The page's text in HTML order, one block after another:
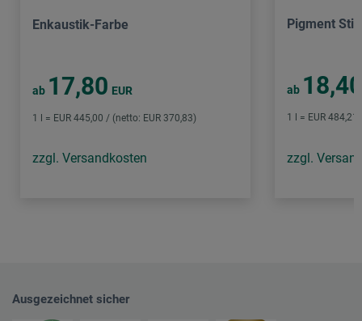
Enkaustik-Farbe
ab 17,80 EUR
1 l = EUR 445,00 / (netto: EUR 370,83)
zzgl. Versandkosten
Pigment
ab 18,40
1 l = EUR
zzgl.
Ausgezeichnet sicher